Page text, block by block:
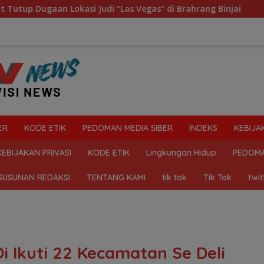
Judi “Las Vegas” di Brahrang Binjai Praktik
KODE ETIK PEDOMAN MEDIA SIBER INDEKS
PRIVASI KODE ETIK Lingkungan Hidup
REDAKSI TENTANG KAMI tik tok Tik Tok
Ikuti 22 Kecamatan Se Deli